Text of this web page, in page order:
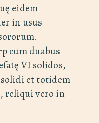
eidem
in usus
cum duabus
VI solidos,
solidi et totidem
reliqui vero in